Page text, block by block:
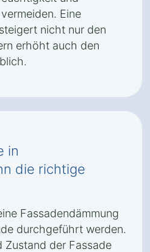
Eine
nicht nur den
erhöht auch den
in
die richtige
Fassadendämmung
durchgeführt werden.
Zustand der Fassade